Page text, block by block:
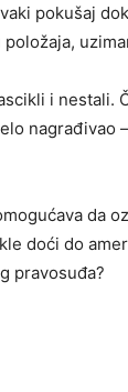
pokušaj
i nestali.
nagrađivao
da
doći do
pravosuđa?